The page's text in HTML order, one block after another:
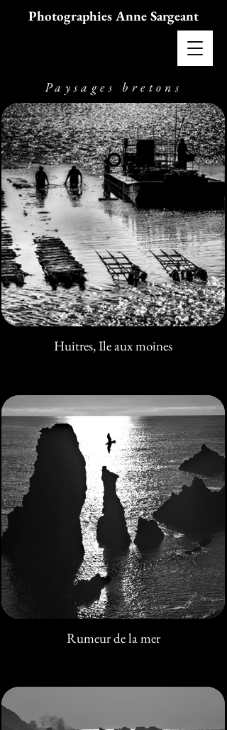
Photographies Anne Sargeant
Paysages bretons
Huitres, Ile aux moines
Rumeur de la mer